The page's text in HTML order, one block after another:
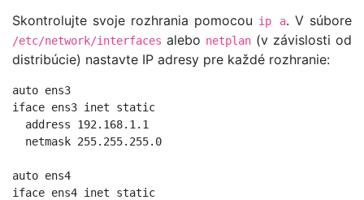
Skontrolujte svoje rozhrania pomocou ip a. V súbore
/etc/network/interfaces alebo netplan (v závislosti od
distribúcie) nastavte IP adresy pre každé rozhranie:
auto ens3
iface ens3 inet static
  address 192.168.1.1
  netmask 255.255.255.0
auto ens4
iface ens4 inet static